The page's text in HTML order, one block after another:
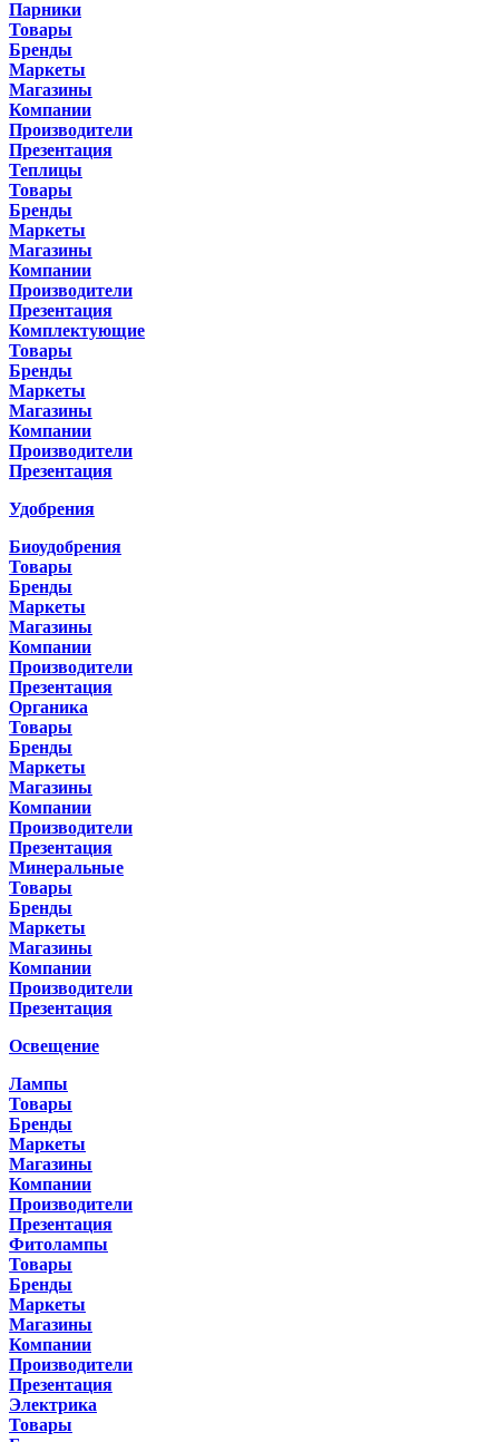
Парники
Товары
Бренды
Маркеты
Магазины
Компании
Производители
Презентация
Теплицы
Товары
Бренды
Маркеты
Магазины
Компании
Производители
Презентация
Комплектующие
Товары
Бренды
Маркеты
Магазины
Компании
Производители
Презентация
Удобрения
Биоудобрения
Товары
Бренды
Маркеты
Магазины
Компании
Производители
Презентация
Органика
Товары
Бренды
Маркеты
Магазины
Компании
Производители
Презентация
Минеральные
Товары
Бренды
Маркеты
Магазины
Компании
Производители
Презентация
Освещение
Лампы
Товары
Бренды
Маркеты
Магазины
Компании
Производители
Презентация
Фитолампы
Товары
Бренды
Маркеты
Магазины
Компании
Производители
Презентация
Электрика
Товары